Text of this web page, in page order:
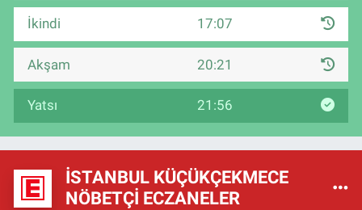
İkindi 17:07
Akşam 20:21
Yatsı 21:56
İSTANBUL KÜÇÜKÇEKMECE
NÖBETÇI ECZANELER